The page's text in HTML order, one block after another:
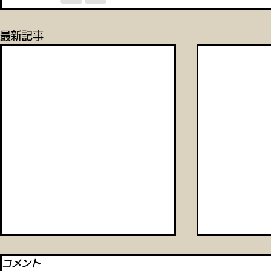
最新記事
コメント